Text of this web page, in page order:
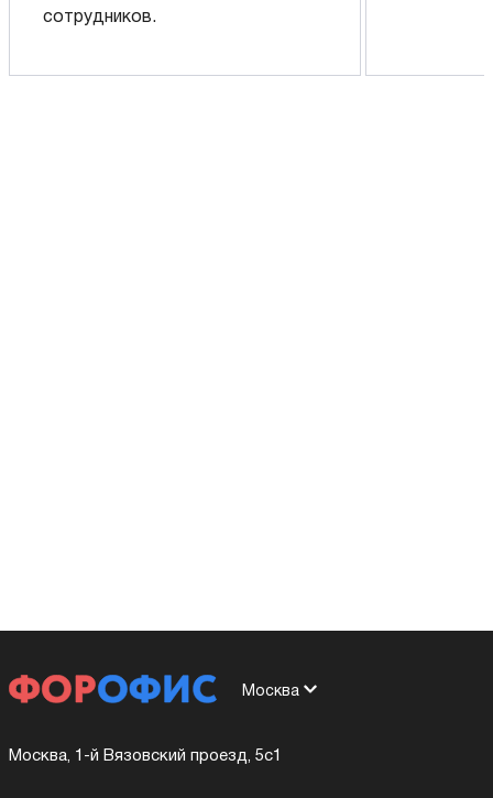
сотрудников.
Москва
Москва, 1-й Вязовский проезд, 5с1